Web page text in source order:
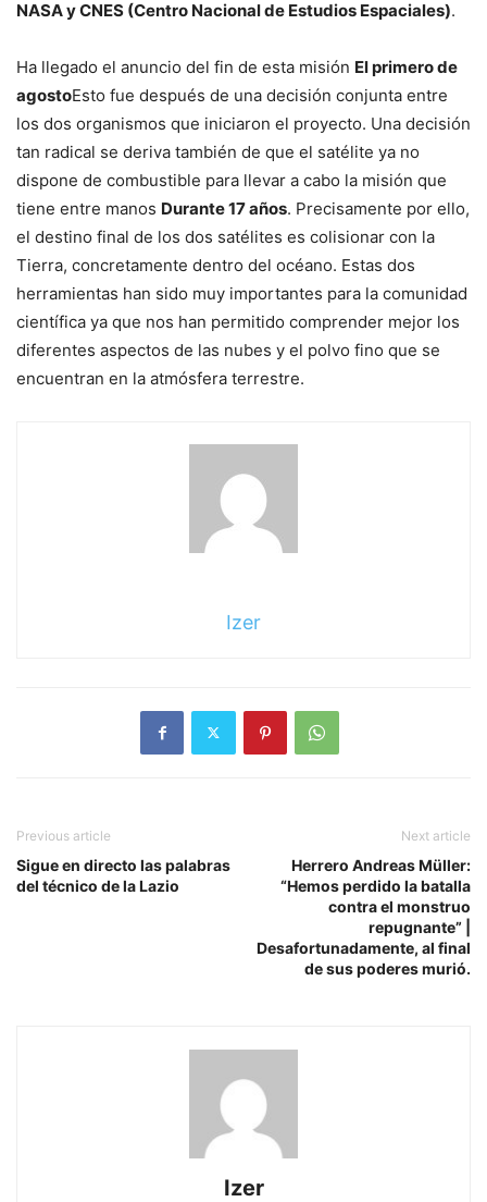
NASA y CNES (Centro Nacional de Estudios Espaciales).
Ha llegado el anuncio del fin de esta misión El primero de
agostoEsto fue después de una decisión conjunta entre
los dos organismos que iniciaron el proyecto. Una decisión
tan radical se deriva también de que el satélite ya no
dispone de combustible para llevar a cabo la misión que
tiene entre manos Durante 17 años. Precisamente por ello,
el destino final de los dos satélites es colisionar con la
Tierra, concretamente dentro del océano. Estas dos
herramientas han sido muy importantes para la comunidad
científica ya que nos han permitido comprender mejor los
diferentes aspectos de las nubes y el polvo fino que se
encuentran en la atmósfera terrestre.
Izer
Previous article
Sigue en directo las palabras
del técnico de la Lazio
Next article
Herrero Andreas Müller:
“Hemos perdido la batalla
contra el monstruo
repugnante” |
Desafortunadamente, al final
de sus poderes murió.
Izer